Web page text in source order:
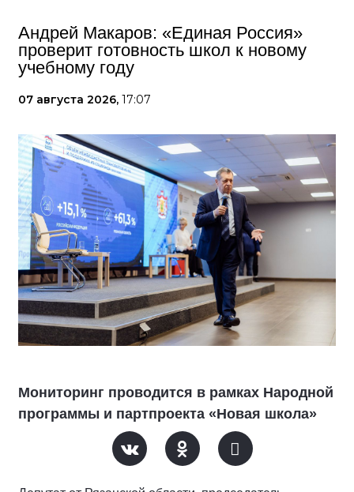
Андрей Макаров: «Единая Россия»
проверит готовность школ к новому
учебному году
07 августа 2026, 17:07
Мониторинг проводится в рамках Народной
программы и партпроекта «Новая школа»